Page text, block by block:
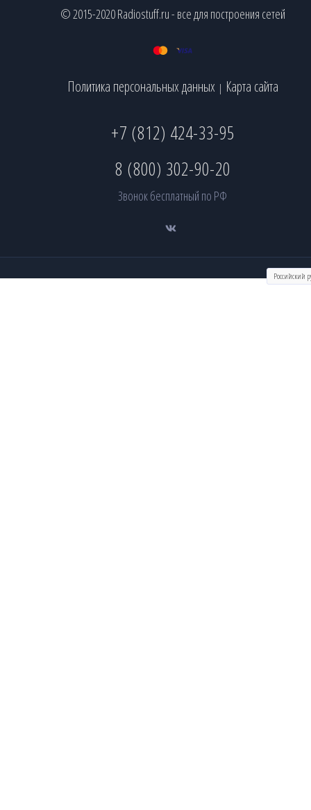
© 2015-2020 Radiostuff.ru - все для построения сетей
Политика персональных данных | Карта сайта
+7 (812) 424-33-95
8 (800) 302-90-20
Звонок бесплатный по РФ